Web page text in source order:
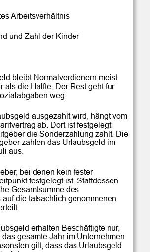
Arbeitsverhältnis
und Zahl der Kinder
bleibt Normalverdienern meist
als die Hälfte. Der Rest geht für
weg.
ausgezahlt wird, hängt vom
ab. Dort ist festgelegt,
die Sonderzahlung zahlt. Die
zahlen das Urlaubsgeld im
aus.
bei denen kein fester
festgelegt ist. Stattdessen
Gesamtsumme des
auf die tatsächlich genommenen
erhalten Beschäftigte nur,
gesamte Jahr im Unternehmen
gilt, dass das Urlaubsgeld